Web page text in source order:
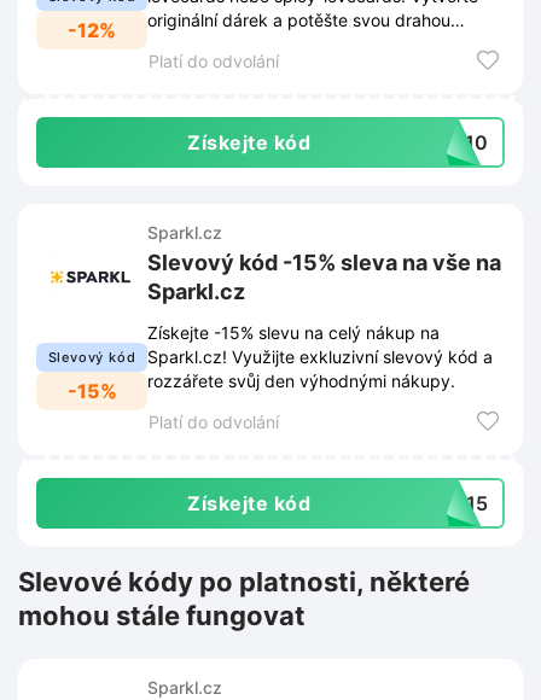
-12%
originální dárek a potěšte svou drahou
Platí do odvolání
Získejte kód ME10
Slevový kód
-15%
Sparkl.cz
Slevový kód -15% sleva na vše na
Sparkl.cz
Získejte -15% slevu na celý nákup na
Sparkl.cz! Využijte exkluzivní slevový kód a
rozzářete svůj den výhodnými nákupy.
Platí do odvolání
Získejte kód RT15
Slevové kódy po platnosti, některé
mohou stále fungovat
Sparkl.cz